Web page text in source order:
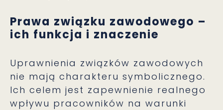
Prawa związku zawodowego –
ich funkcja i znaczenie
Uprawnienia związków zawodowych
nie mają charakteru symbolicznego.
Ich celem jest zapewnienie realnego
wpływu pracowników na warunki